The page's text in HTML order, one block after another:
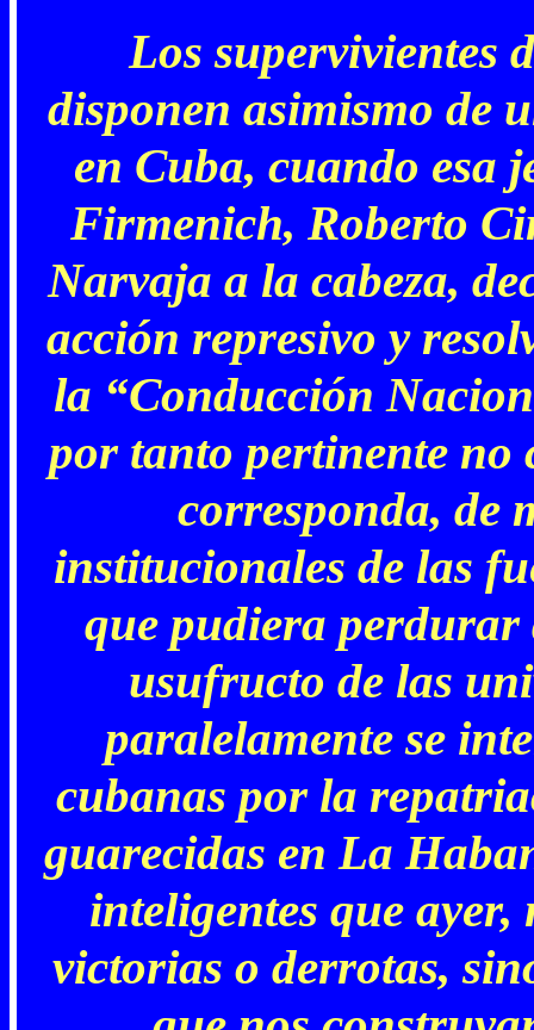
Los supervivientes
disponen asimismo de
en Cuba, cuando esa
Firmenich, Roberto
Narvaja a la cabeza,
acción represivo y
la “Conducción
por tanto pertinente no
corresponda, de
institucionales de las
que pudiera perdurar
usufructo de las
paralelamente se
cubanas por la
guarecidas en La
inteligentes que
victorias o derrotas,